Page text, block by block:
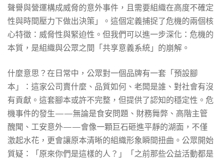
聲譽與營運構成威脅的意外事件，且需要組織在高度不確定
性與時間壓力下做出決策」。這個定義捕捉了危機的兩個核
心特徵：威脅性與緊迫性。但我們可以進一步深化：危機的
本質，是組織與公眾之間「共享意義系統」的崩解。
什麼意思？在日常中，公眾對一個品牌有一套「預設腳
本」：這家公司賣什麼、品質如何、老闆是誰、對社會有沒
有貢獻。這套腳本或許不完整，但提供了認知的穩定性。危
機事件的發生——無論是食安問題、財務舞弊、高階主管
醜聞、工安意外——會像一顆巨石砸進平靜的湖面，不僅
激起水花，更會讓原本清晰的組織形象瞬間扭曲。公眾開始
質疑：「原來你們是這樣的人？」「之前那些公益活動都是